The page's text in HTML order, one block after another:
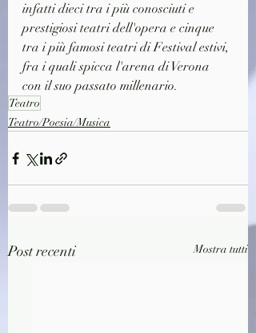
infatti dieci tra i più conosciuti e
prestigiosi teatri dell'opera e cinque
tra i più famosi teatri di Festival estivi,
fra i quali spicca l'arena di Verona
con il suo passato millenario.
Teatro
Teatro/Poesia/Musica
Post recenti Mostra tutti